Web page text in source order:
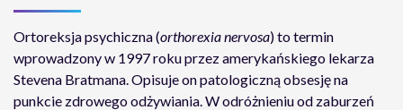
Ortoreksja psychiczna (orthorexia nervosa) to termin
wprowadzony w 1997 roku przez amerykańskiego lekarza
Stevena Bratmana. Opisuje on patologiczną obsesję na
punkcie zdrowego odżywiania. W odróżnieniu od zaburzeń